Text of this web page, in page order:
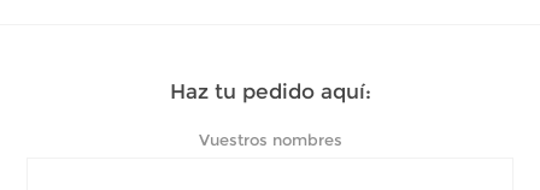
Haz tu pedido aquí:
Vuestros nombres